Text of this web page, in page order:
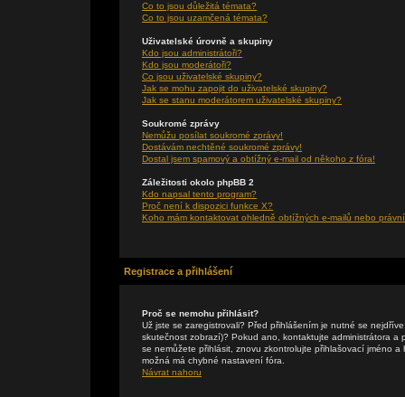
Co to jsou důležitá témata?
Co to jsou uzamčená témata?
Uživatelské úrovně a skupiny
Kdo jsou administrátoři?
Kdo jsou moderátoři?
Co jsou uživatelské skupiny?
Jak se mohu zapojit do uživatelské skupiny?
Jak se stanu moderátorem uživatelské skupiny?
Soukromé zprávy
Nemůžu posílat soukromé zprávy!
Dostávám nechtěné soukromé zprávy!
Dostal jsem spamový a obtížný e-mail od někoho z fóra!
Záležitosti okolo phpBB 2
Kdo napsal tento program?
Proč není k dispozici funkce X?
Koho mám kontaktovat ohledně obtížných e-mailů nebo
Registrace a přihlášení
Proč se nemohu přihlásit?
Už jste se zaregistrovali? Před přihlášením je nutné se
skutečnost zobrazí)? Pokud ano, kontaktujte administrátora
se nemůžete přihlásit, znovu zkontrolujte přihlašovací jméno
možná má chybné nastavení fóra.
Návrat nahoru